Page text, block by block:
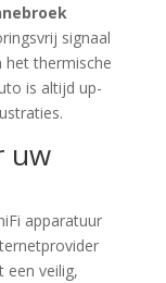
signaal
thermische
is altijd up-
uw
apparatuur
een veilig,